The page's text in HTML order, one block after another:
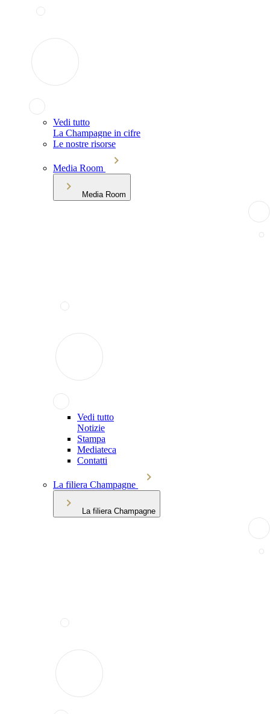
Vedi tutto
La Champagne in cifre
Le nostre risorse
Media Room
Media Room
Vedi tutto
Notizie
Stampa
Mediateca
Contatti
La filiera Champagne
La filiera Champagne